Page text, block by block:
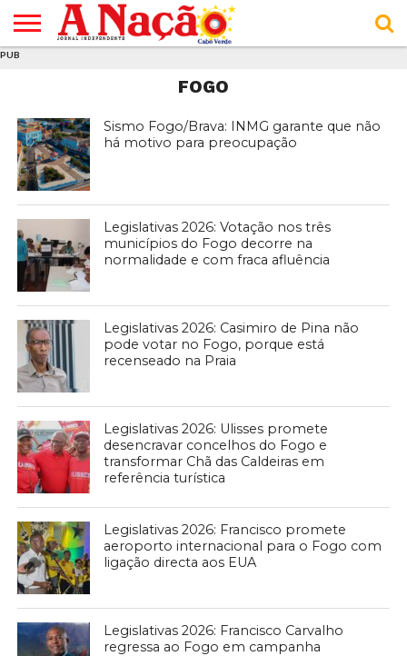
PUB
FOGO
Sismo Fogo/Brava: INMG garante que não
há motivo para preocupação
Legislativas 2026: Votação nos três
municípios do Fogo decorre na
normalidade e com fraca afluência
Legislativas 2026: Casimiro de Pina não
pode votar no Fogo, porque está
recenseado na Praia
Legislativas 2026: Ulisses promete
desencravar concelhos do Fogo e
transformar Chã das Caldeiras em
referência turística
Legislativas 2026: Francisco promete
aeroporto internacional para o Fogo com
ligação directa aos EUA
Legislativas 2026: Francisco Carvalho
regressa ao Fogo em campanha